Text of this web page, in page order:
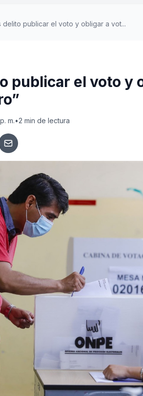
delito publicar el voto y obligar a vot...
publicar el voto y
m.•2 min de lectura